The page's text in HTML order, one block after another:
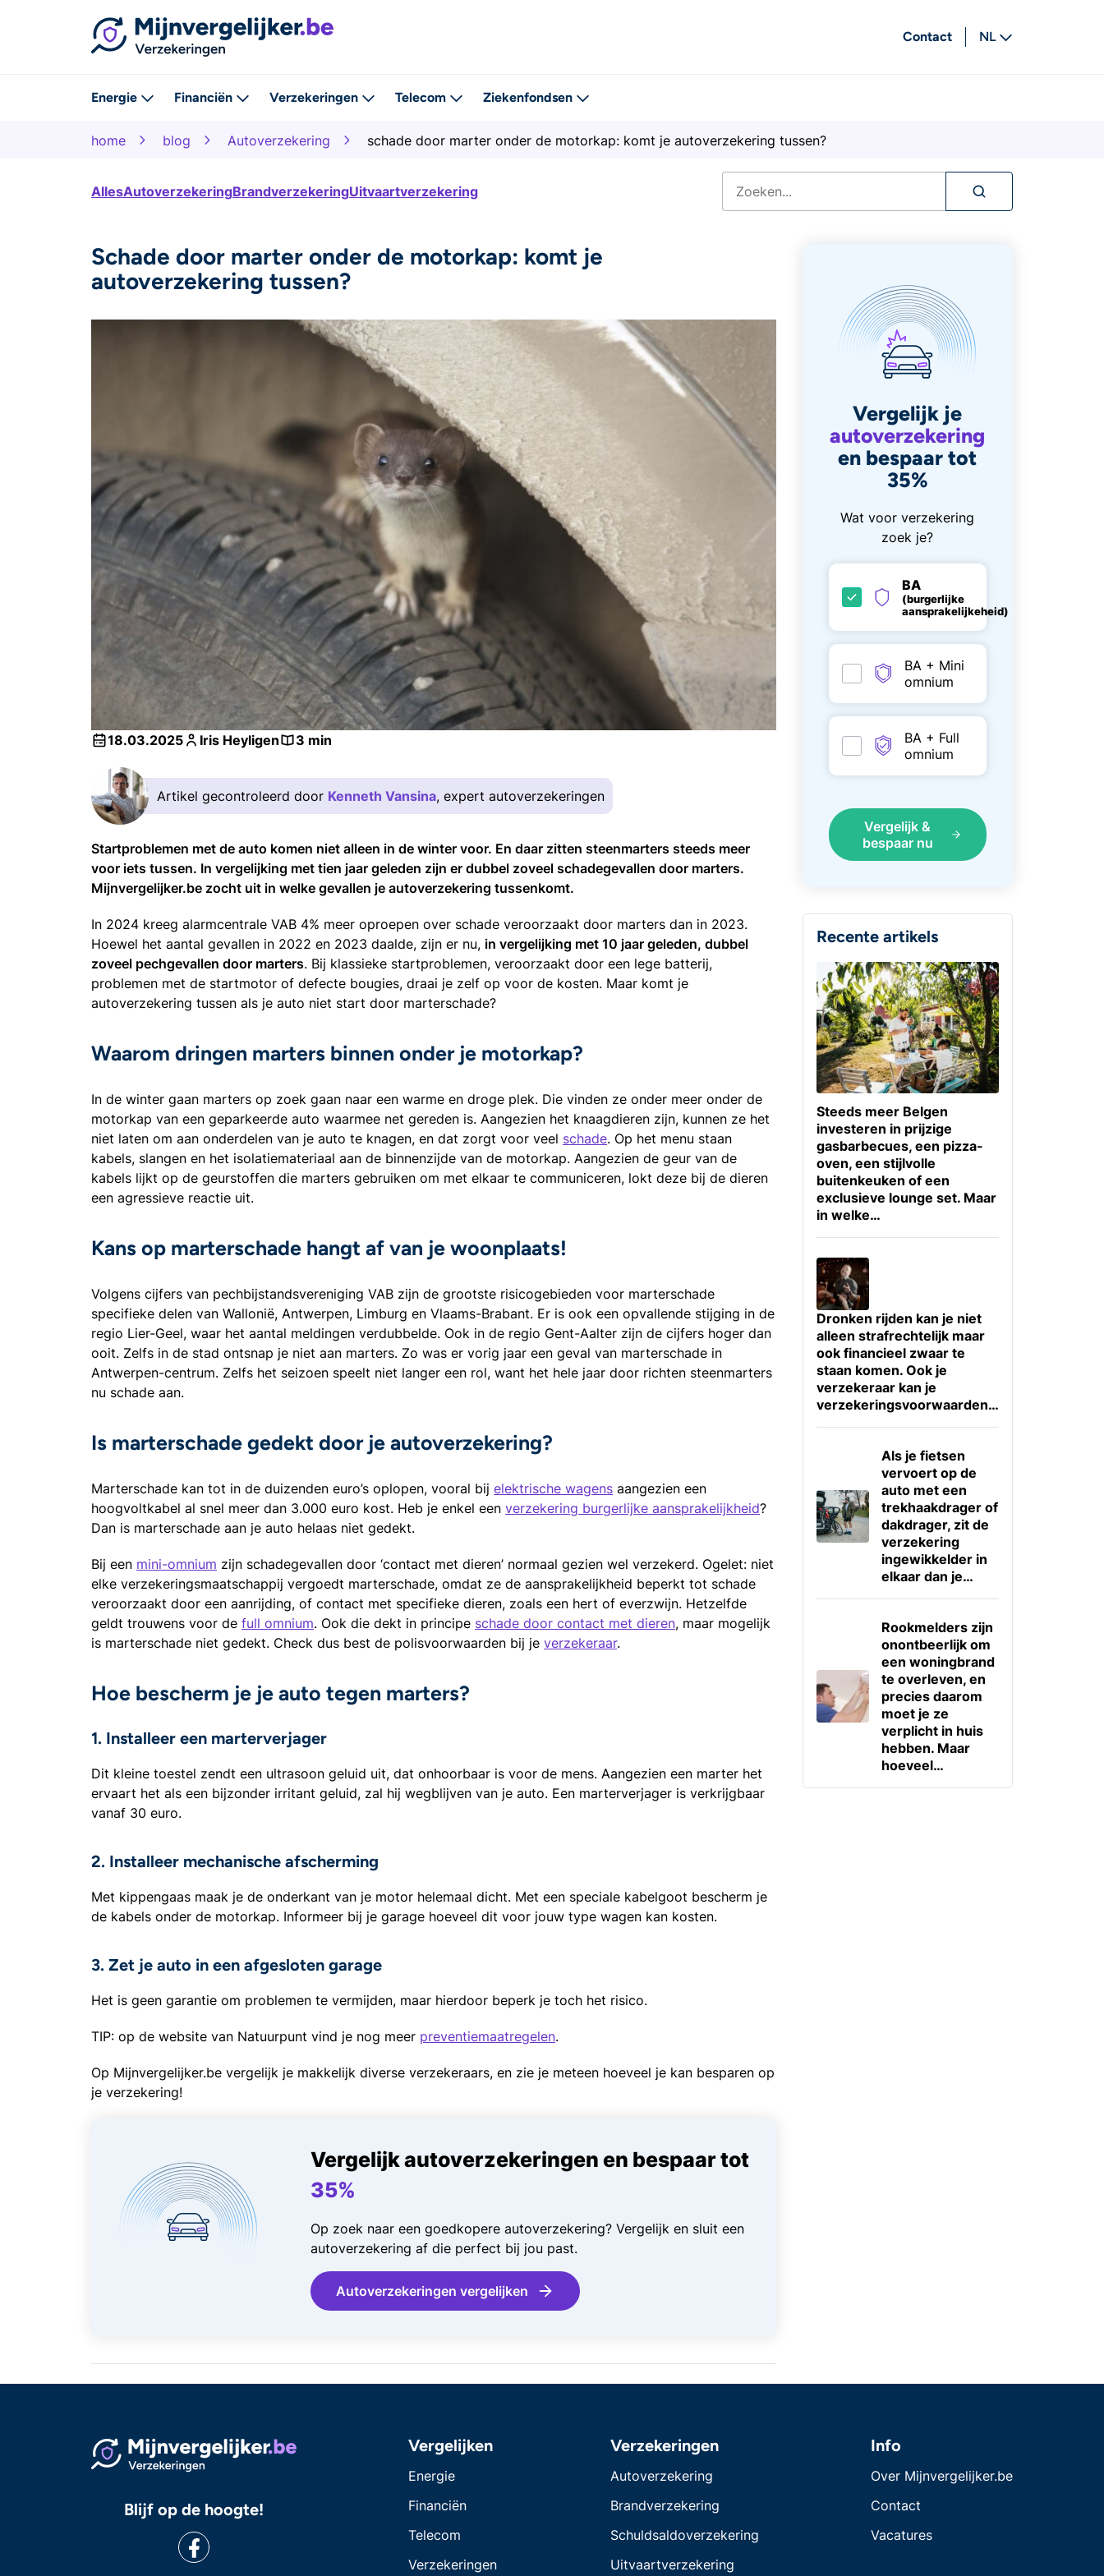
Contact
NL
Energie Financiën Verzekeringen Telecom Ziekenfondsen
home blog Autoverzekering schade door marter onder de motorkap: komt je autoverzekering tussen?
AllesAutoverzekeringBrandverzekeringUitvaartverzekering
Schade door marter onder de motorkap: komt je
autoverzekering tussen?
18.03.2025 Iris Heyligen 3 min
Artikel gecontroleerd door Kenneth Vansina, expert autoverzekeringen
Startproblemen met de auto komen niet alleen in de winter voor. En daar zitten steenmarters steeds meer
voor iets tussen. In vergelijking met tien jaar geleden zijn er dubbel zoveel schadegevallen door marters.
Mijnvergelijker.be zocht uit in welke gevallen je autoverzekering tussenkomt.
In 2024 kreeg alarmcentrale VAB 4% meer oproepen over schade veroorzaakt door marters dan in 2023.
Hoewel het aantal gevallen in 2022 en 2023 daalde, zijn er nu, in vergelijking met 10 jaar geleden, dubbel
zoveel pechgevallen door marters. Bij klassieke startproblemen, veroorzaakt door een lege batterij,
problemen met de startmotor of defecte bougies, draai je zelf op voor de kosten. Maar komt je
autoverzekering tussen als je auto niet start door marterschade?
Waarom dringen marters binnen onder je motorkap?
In de winter gaan marters op zoek gaan naar een warme en droge plek. Die vinden ze onder meer onder de
motorkap van een geparkeerde auto waarmee net gereden is. Aangezien het knaagdieren zijn, kunnen ze het
niet laten om aan onderdelen van je auto te knagen, en dat zorgt voor veel schade. Op het menu staan
kabels, slangen en het isolatiemateriaal aan de binnenzijde van de motorkap. Aangezien de geur van de
kabels lijkt op de geurstoffen die marters gebruiken om met elkaar te communiceren, lokt deze bij de dieren
een agressieve reactie uit.
Kans op marterschade hangt af van je woonplaats!
Volgens cijfers van pechbijstandsvereniging VAB zijn de grootste risicogebieden voor marterschade
specifieke delen van Wallonië, Antwerpen, Limburg en Vlaams-Brabant. Er is ook een opvallende stijging in de
regio Lier-Geel, waar het aantal meldingen verdubbelde. Ook in de regio Gent-Aalter zijn de cijfers hoger dan
ooit. Zelfs in de stad ontsnap je niet aan marters. Zo was er vorig jaar een geval van marterschade in
Antwerpen-centrum. Zelfs het seizoen speelt niet langer een rol, want het hele jaar door richten steenmarters
nu schade aan.
Is marterschade gedekt door je autoverzekering?
Marterschade kan tot in de duizenden euro’s oplopen, vooral bij elektrische wagens aangezien een
hoogvoltkabel al snel meer dan 3.000 euro kost. Heb je enkel een verzekering burgerlijke aansprakelijkheid?
Dan is marterschade aan je auto helaas niet gedekt.
Bij een mini-omnium zijn schadegevallen door ‘contact met dieren’ normaal gezien wel verzekerd. Ogelet: niet
elke verzekeringsmaatschappij vergoedt marterschade, omdat ze de aansprakelijkheid beperkt tot schade
veroorzaakt door een aanrijding, of contact met specifieke dieren, zoals een hert of everzwijn. Hetzelfde
geldt trouwens voor de full omnium. Ook die dekt in principe schade door contact met dieren, maar mogelijk
is marterschade niet gedekt. Check dus best de polisvoorwaarden bij je verzekeraar.
Hoe bescherm je je auto tegen marters?
1. Installeer een marterverjager
Dit kleine toestel zendt een ultrasoon geluid uit, dat onhoorbaar is voor de mens. Aangezien een marter het
ervaart het als een bijzonder irritant geluid, zal hij wegblijven van je auto. Een marterverjager is verkrijgbaar
vanaf 30 euro.
2. Installeer mechanische afscherming
Met kippengaas maak je de onderkant van je motor helemaal dicht. Met een speciale kabelgoot bescherm je
de kabels onder de motorkap. Informeer bij je garage hoeveel dit voor jouw type wagen kan kosten.
3. Zet je auto in een afgesloten garage
Het is geen garantie om problemen te vermijden, maar hierdoor beperk je toch het risico.
TIP: op de website van Natuurpunt vind je nog meer preventiemaatregelen.
Op Mijnvergelijker.be vergelijk je makkelijk diverse verzekeraars, en zie je meteen hoeveel je kan besparen op
je verzekering!
Vergelijk autoverzekeringen en bespaar tot
35%
Op zoek naar een goedkopere autoverzekering? Vergelijk en sluit een
autoverzekering af die perfect bij jou past.
Autoverzekeringen vergelijken
Vergelijk je
autoverzekering
en bespaar tot
35%
Wat voor verzekering
zoek je?
BA
(burgerlijke
aansprakelijkeheid)
BA + Mini
omnium
BA + Full
omnium
Vergelijk &
bespaar nu
Recente artikels
Steeds meer Belgen
investeren in prijzige
gasbarbecues, een pizza-
oven, een stijlvolle
buitenkeuken of een
exclusieve lounge set. Maar
in welke…
Dronken rijden kan je niet
alleen strafrechtelijk maar
ook financieel zwaar te
staan komen. Ook je
verzekeraar kan je
verzekeringsvoorwaarden…
Als je fietsen
vervoert op de
auto met een
trekhaakdrager of
dakdrager, zit de
verzekering
ingewikkelder in
elkaar dan je…
Rookmelders zijn
onontbeerlijk om
een woningbrand
te overleven, en
precies daarom
moet je ze
verplicht in huis
hebben. Maar
hoeveel…
Blijf op de hoogte!
Vergelijken
Energie
Financiën
Telecom
Verzekeringen
Verzekeringen
Autoverzekering
Brandverzekering
Schuldsaldoverzekering
Uitvaartverzekering
Info
Over Mijnvergelijker.be
Contact
Vacatures